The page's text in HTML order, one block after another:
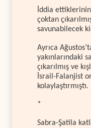
İddia
çoktan
savunabilecek
Ayrıca
yakınlarındaki
çıkarılmış ve
İsrail-Falanjist
kolaylaştırmıştı.
*
Sabra-Şatila